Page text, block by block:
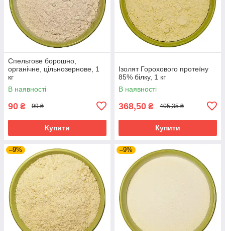
Спельтове борошно,
органічне, цільнозернове, 1
кг
В наявності
90 ₴ 99 ₴
Купити
Ізолят Горохового протеїну
85% білку, 1 кг
В наявності
368,50 ₴ 405,35 ₴
Купити
–9% –9%